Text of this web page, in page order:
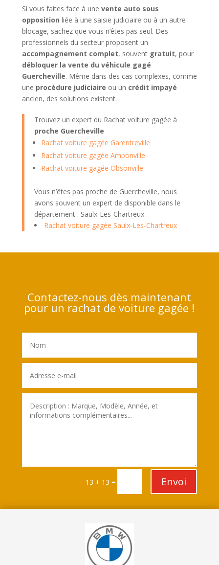
Si vous faites face à une vente auto sous
opposition liée à une saisie judiciaire ou à un autre
blocage, sachez que vous n’êtes pas seul. Des
professionnels du secteur proposent un
accompagnement complet, souvent gratuit, pour
débloquer la vente du véhicule gagé
Guercheville. Même dans des cas complexes, comme
une procédure judiciaire ou un crédit impayé
ancien, des solutions existent.
Trouvez un expert du Rachat voiture gagée à
proche Guercheville
Rachat voiture gagée Garentreville
Rachat voiture gagée Amponville
Rachat voiture gagée Obsonville
Vous n’êtes pas proche de Guercheville, nous
avons souvent un expert de disponible dans le
département : Saulx-Les-Chartreux
Rachat voiture gagée Saulx-Les-Chartreux
Contactez-nous dès maintenant
pour un rachat de voiture gagée !
13 + 13 = Envoi